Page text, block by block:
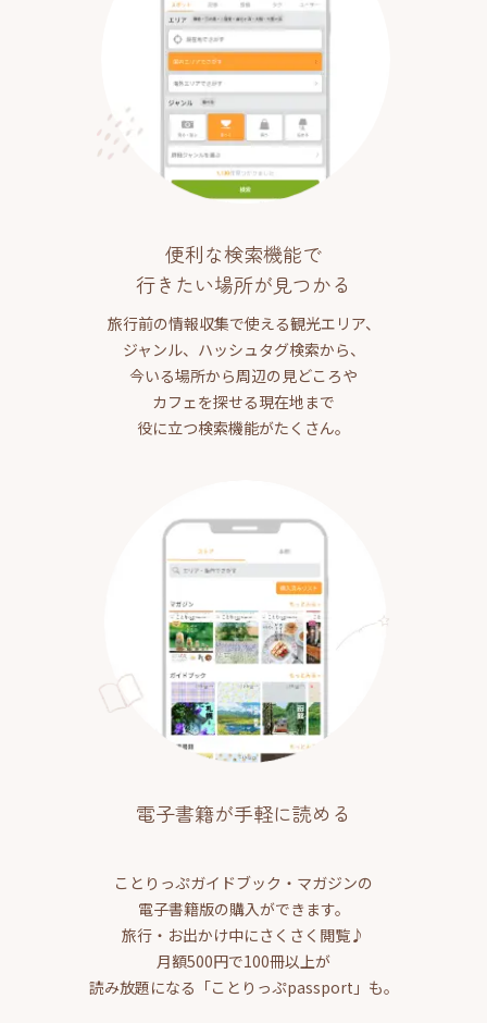
便利な検索機能で
行きたい場所が見つかる
旅行前の情報収集で使える観光エリア、
ジャンル、ハッシュタグ検索から、
今いる場所から周辺の見どころや
カフェを探せる現在地まで
役に立つ検索機能がたくさん。
電子書籍が手軽に読める
ことりっぷガイドブック・マガジンの
電子書籍版の購入ができます。
旅行・お出かけ中にさくさく閲覧♪
月額500円で100冊以上が
読み放題になる「ことりっぷpassport」も。